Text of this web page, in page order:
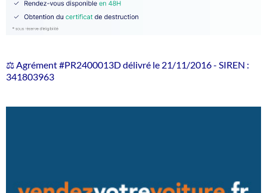
⚖️ Agrément #PR2400013D délivré le 21/11/2016 - SIREN :
341803963